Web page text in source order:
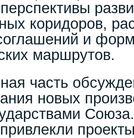
коридоров,
и
маршрутов.
часть
новых